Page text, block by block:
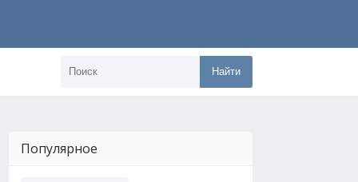
Найти
Популярное